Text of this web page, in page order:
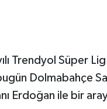
Trendyol Süper
Dolmabahçe
Erdoğan ile bir